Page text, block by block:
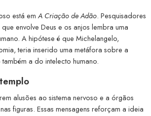
está em A Criação de Adão. Pesquisadores
envolve Deus e os anjos lembra uma
A hipótese é que Michelangelo,
teria inserido uma metáfora sobre a
a do intelecto humano.
alusões ao sistema nervoso e a órgãos
figuras. Essas mensagens reforçam a ideia